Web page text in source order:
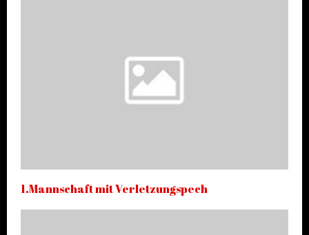
1.Mannschaft mit Verletzungspech